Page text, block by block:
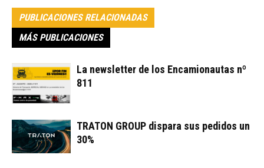
PUBLICACIONES RELACIONADAS
MÁS PUBLICACIONES
La newsletter de los Encamionautas nº
811
TRATON GROUP dispara sus pedidos un
30%